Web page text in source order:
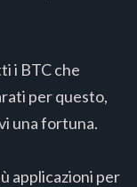
i BTC che
per questo,
una fortuna.
applicazioni per